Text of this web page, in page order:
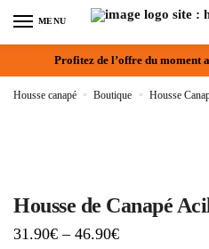
MENU
Profitez de l’offre du moment
Housse canapé » Boutique » Housse
Housse de Canapé
31.90€ – 46.90€